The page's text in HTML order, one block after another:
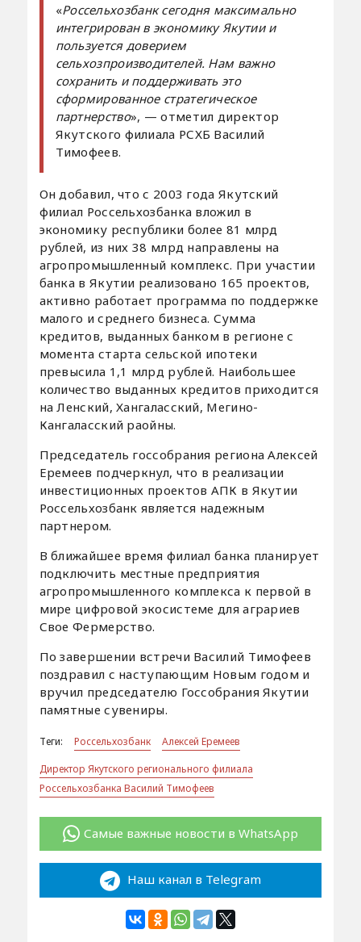
«Россельхозбанк сегодня максимально
интегрирован в экономику Якутии и
пользуется доверием
сельхозпроизводителей. Нам важно
сохранить и поддерживать это
сформированное стратегическое
партнерство», — отметил директор
Якутского филиала РСХБ Василий
Тимофеев.
Он добавил, что с 2003 года Якутский
филиал Россельхозбанка вложил в
экономику республики более 81 млрд
рублей, из них 38 млрд направлены на
агропромышленный комплекс. При участии
банка в Якутии реализовано 165 проектов,
активно работает программа по поддержке
малого и среднего бизнеса. Сумма
кредитов, выданных банком в регионе с
момента старта сельской ипотеки
превысила 1,1 млрд рублей. Наибольшее
количество выданных кредитов приходится
на Ленский, Хангаласский, Мегино-
Кангаласский раойны.
Председатель госсобрания региона Алексей
Еремеев подчеркнул, что в реализации
инвестиционных проектов АПК в Якутии
Россельхозбанк является надежным
партнером.
В ближайшее время филиал банка планирует
подключить местные предприятия
агропромышленного комплекса к первой в
мире цифровой экосистеме для аграриев
Свое Фермерство.
По завершении встречи Василий Тимофеев
поздравил с наступающим Новым годом и
вручил председателю Госсобрания Якутии
памятные сувениры.
Теги: Россельхозбанк
Алексей Еремеев
Директор Якутского регионального филиала
Россельхозбанка Василий Тимофеев
Самые важные новости в WhatsApp
Наш канал в Telegram